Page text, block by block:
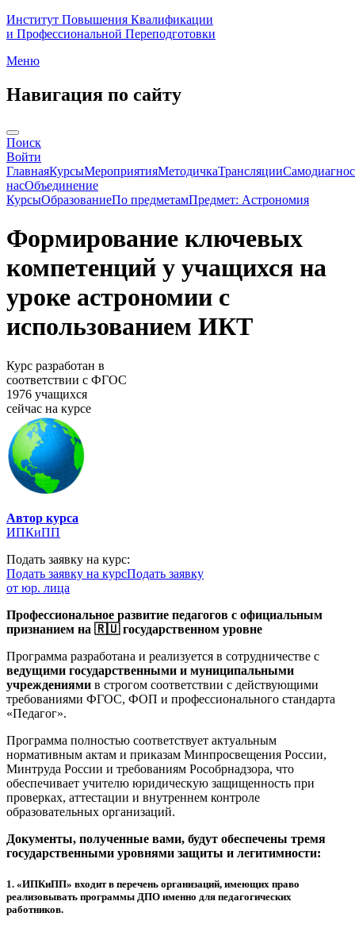
Институт Повышения Квалификации
и Профессиональной Переподготовки
Меню
Навигация по сайту
Поиск
Войти
ГлавнаяКурсыМероприятияМетодичкаТрансляции
насОбъединение
КурсыОбразованиеПо предметамПредмет: Астрономия
Формирование ключевых
компетенций у учащихся на
уроке астрономии с
использованием ИКТ
Курс разработан в
соответствии с ФГОС
1976 учащихся
сейчас на курсе
Автор курса
ИПКиПП
Подать заявку на курс:
Подать заявку на курсПодать заявку
от юр. лица
Профессиональное развитие педагогов с официальным
признанием на 🇷🇺 государственном уровне
Программа разработана и реализуется в сотрудничестве с
ведущими государственными и муниципальными
учреждениями в строгом соответствии с действующими
требованиями ФГОС, ФОП и профессионального стандарта
«Педагог».
Программа полностью соответствует актуальным
нормативным актам и приказам Минпросвещения России,
Минтруда России и требованиям Рособрнадзора, что
обеспечивает учителю юридическую защищенность при
проверках, аттестации и внутреннем контроле
образовательных организаций.
Документы, полученные вами, будут обеспечены тремя
государственными уровнями защиты и легитимности:
1. «ИПКиПП» входит в перечень организаций, имеющих право
реализовывать программы ДПО именно для педагогических
работников.